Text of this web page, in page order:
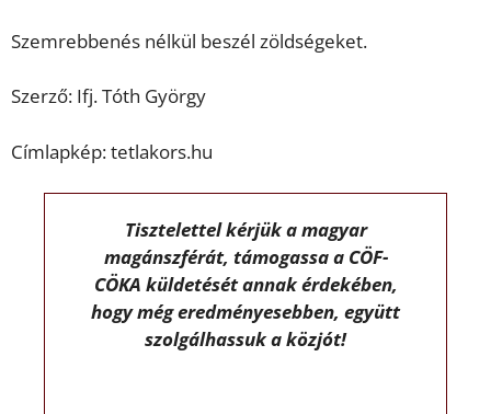
Szemrebbenés nélkül beszél zöldségeket.
Szerző: Ifj. Tóth György
Címlapkép: tetlakors.hu
Tisztelettel kérjük a magyar
magánszférát, támogassa a CÖF-
CÖKA küldetését annak érdekében,
hogy még eredményesebben, együtt
szolgálhassuk a közjót!